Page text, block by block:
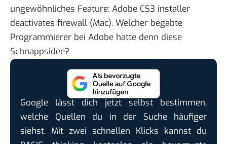
ungewöhnliches Feature: Adobe CS3 installer
deactivates firewall (Mac). Welcher begabte
Programmierer bei Adobe hatte denn diese
Schnappsidee?
Google lässt dich jetzt selbst bestimmen,
welche Quellen du in der Suche häufiger
siehst. Mit zwei schnellen Klicks kannst du